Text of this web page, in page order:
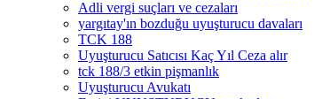
Adli vergi suçları ve cezaları
yargıtay'ın bozduğu uyuşturucu davaları
TCK 188
Uyuşturucu Satıcısı Kaç Yıl Ceza alır
tck 188/3 etkin pişmanlık
Uyuşturucu Avukatı